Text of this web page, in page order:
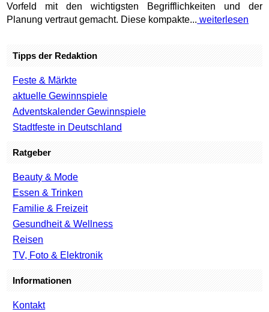
Vorfeld mit den wichtigsten Begrifflichkeiten und der
Planung vertraut gemacht. Diese kompakte... weiterlesen
Tipps der Redaktion
Feste & Märkte
aktuelle Gewinnspiele
Adventskalender Gewinnspiele
Stadtfeste in Deutschland
Ratgeber
Beauty & Mode
Essen & Trinken
Familie & Freizeit
Gesundheit & Wellness
Reisen
TV, Foto & Elektronik
Informationen
Kontakt